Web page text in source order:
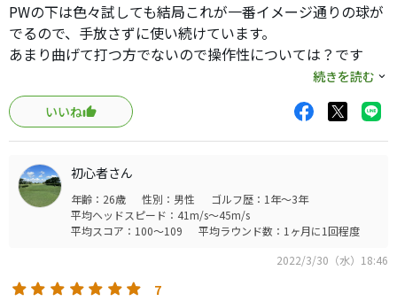
PWの下は色々試しても結局これが一番イメージ通りの球が
でるので、手放さずに使い続けています。
あまり曲げて打つ方でないので操作性については？です
が、構えてイメージ通りの方向にとにかく距離含めて安定
して飛んでくれます。100Y～90Yはおかげで自信もって打て
ています。
ロフト変わるとどうか？ですが、他の単品ウェッジよりも
やや大きめで芯も広め、それでいて構えやすい。
続きを読む
いいね
初心者さん
年齢：26歳 性別：男性
ゴルフ歴：1年～3年
平均ヘッドスピード：41m/s～45m/s
平均スコア：100～109
平均ラウンド数：1ヶ月に1回程度
2022/3/30（水）18:46
7